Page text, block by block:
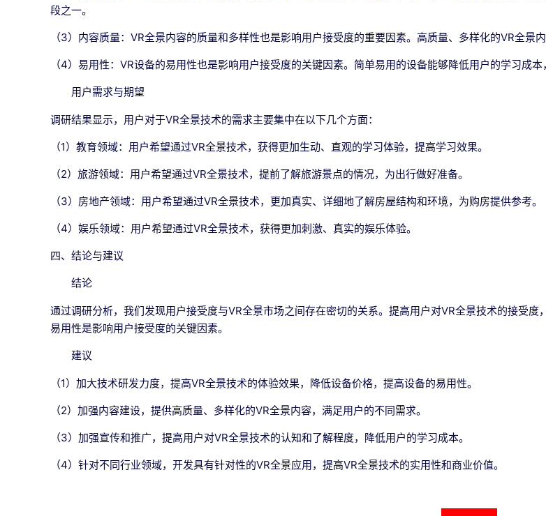
段之一。
（3）内容质量：VR全景内容的质量和多样性也是影响用户接受度的重要因素。高质量、多样化的VR全景
（4）易用性：VR设备的易用性也是影响用户接受度的关键因素。简单易用的设备能够降低用户的学习成本
用户需求与期望
调研结果显示，用户对于VR全景技术的需求主要集中在以下几个方面：
（1）教育领域：用户希望通过VR全景技术，获得更加生动、直观的学习体验，提高学习效果。
（2）旅游领域：用户希望通过VR全景技术，提前了解旅游景点的情况，为出行做好准备。
（3）房地产领域：用户希望通过VR全景技术，更加真实、详细地了解房屋结构和环境，为购房提供参考。
（4）娱乐领域：用户希望通过VR全景技术，获得更加刺激、真实的娱乐体验。
四、结论与建议
结论
通过调研分析，我们发现用户接受度与VR全景市场之间存在密切的关系。提高用户对VR全景技术的接受
易用性是影响用户接受度的关键因素。
建议
（1）加大技术研发力度，提高VR全景技术的体验效果，降低设备价格，提高设备的易用性。
（2）加强内容建设，提供高质量、多样化的VR全景内容，满足用户的不同需求。
（3）加强宣传和推广，提高用户对VR全景技术的认知和了解程度，降低用户的学习成本。
（4）针对不同行业领域，开发具有针对性的VR全景应用，提高VR全景技术的实用性和商业价值。